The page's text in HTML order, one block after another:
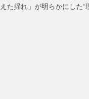
た揺れ」が明らかにした“